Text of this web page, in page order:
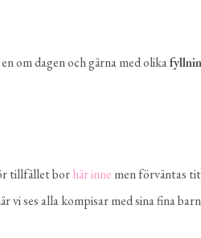
om dagen och gärna med olika
tillfället borhär inne men förväntas
vi ses alla kompisar med sina fina